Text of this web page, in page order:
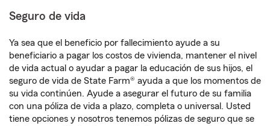
Seguro de vida
Ya sea que el beneficio por fallecimiento ayude a su
beneficiario a pagar los costos de vivienda, mantener el nivel
de vida actual o ayudar a pagar la educación de sus hijos, el
seguro de vida de State Farm® ayuda a que los momentos de
su vida continúen. Ayude a asegurar el futuro de su familia
con una póliza de vida a plazo, completa o universal. Usted
tiene opciones y nosotros tenemos pólizas de seguro que se